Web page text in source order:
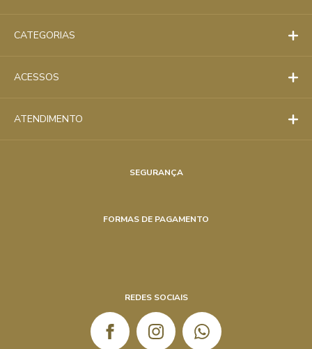
CATEGORIAS
ACESSOS
ATENDIMENTO
SEGURANÇA
FORMAS DE PAGAMENTO
REDES SOCIAIS